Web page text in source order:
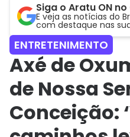
Siga o Aratu ON
E veja as notícias do
com destaque nas
ENTRETENIMENTO
Axé de
de Nossa
Conceição: